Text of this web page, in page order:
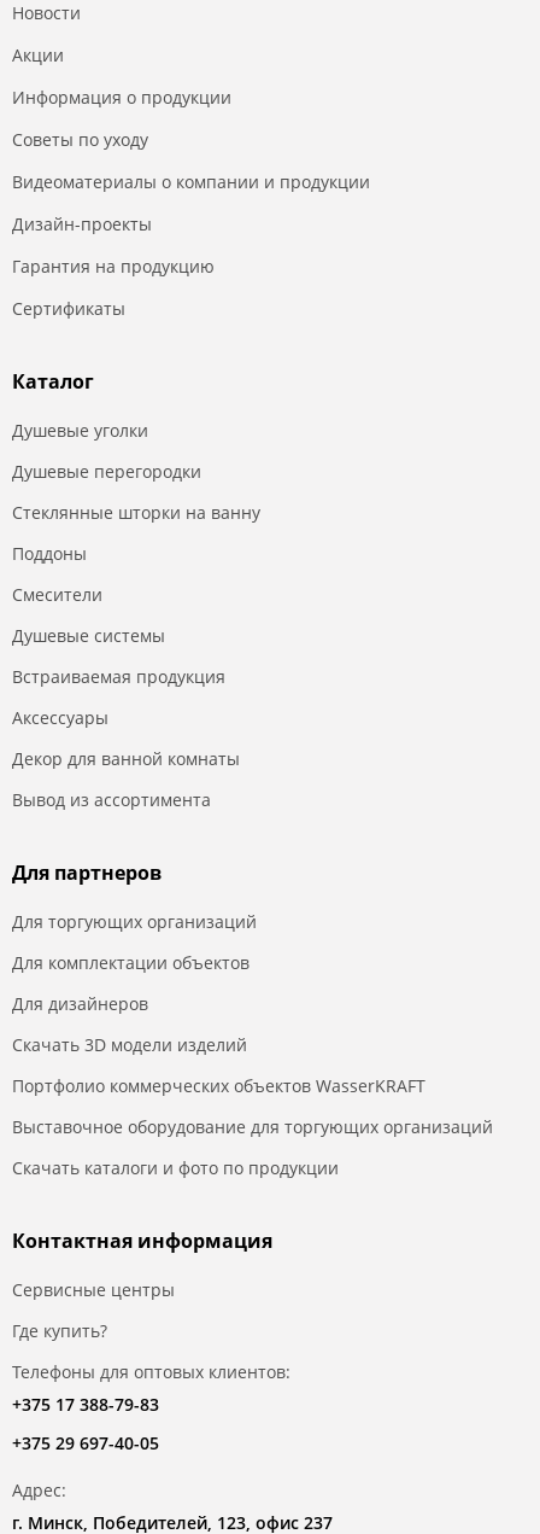
Новости
Акции
Информация о продукции
Советы по уходу
Видеоматериалы о компании и продукции
Дизайн-проекты
Гарантия на продукцию
Сертификаты
Каталог
Душевые уголки
Душевые перегородки
Стеклянные шторки на ванну
Поддоны
Смесители
Душевые системы
Встраиваемая продукция
Аксессуары
Декор для ванной комнаты
Вывод из ассортимента
Для партнеров
Для торгующих организаций
Для комплектации объектов
Для дизайнеров
Скачать 3D модели изделий
Портфолио коммерческих объектов WasserKRAFT
Выставочное оборудование для торгующих организаций
Скачать каталоги и фото по продукции
Контактная информация
Сервисные центры
Где купить?
Телефоны для оптовых клиентов:
+375 17 388-79-83
+375 29 697-40-05
Адрес:
г. Минск, Победителей, 123, офис 237